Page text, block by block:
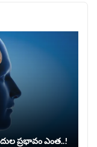
ప్రభావం ఎంత..!